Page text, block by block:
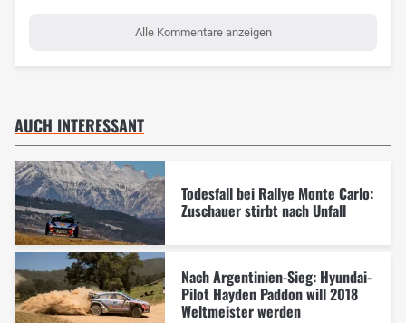
Alle Kommentare anzeigen
AUCH INTERESSANT
Todesfall bei Rallye Monte Carlo:
Zuschauer stirbt nach Unfall
Nach Argentinien-Sieg: Hyundai-
Pilot Hayden Paddon will 2018
Weltmeister werden